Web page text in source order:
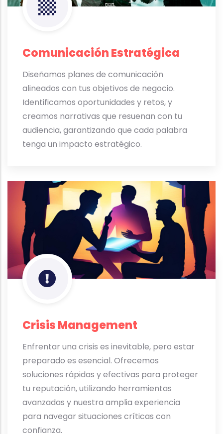
Comunicación Estratégica
Diseñamos planes de comunicación
alineados con tus objetivos de negocio.
Identificamos oportunidades y retos, y
creamos narrativas que resuenan con tu
audiencia, garantizando que cada palabra
tenga un impacto estratégico.
Crisis Management
Enfrentar una crisis es inevitable, pero estar
preparado es esencial. Ofrecemos
soluciones rápidas y efectivas para proteger
tu reputación, utilizando herramientas
avanzadas y nuestra amplia experiencia
para navegar situaciones críticas con
confianza.